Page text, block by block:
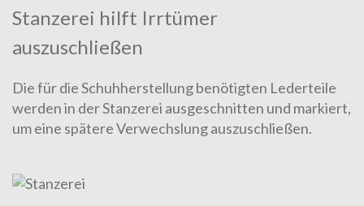
Stanzerei hilft Irrtümer
auszuschließen
Die für die Schuhherstellung benötigten Lederteile
werden in der Stanzerei ausgeschnitten und markiert,
um eine spätere Verwechslung auszuschließen.